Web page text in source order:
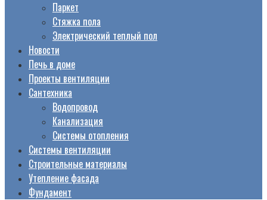
Паркет
Стяжка пола
Электрический теплый пол
Новости
Печь в доме
Проекты вентиляции
Сантехника
Водопровод
Канализация
Системы отопления
Системы вентиляции
Строительные материалы
Утепление фасада
Фундамент